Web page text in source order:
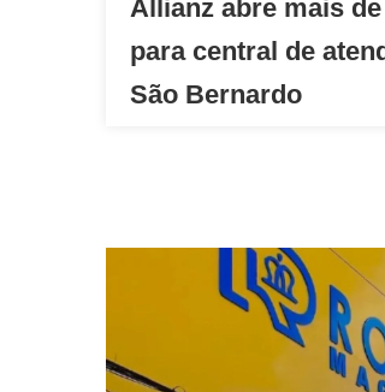
Allianz abre mais
para central de
São Bernardo